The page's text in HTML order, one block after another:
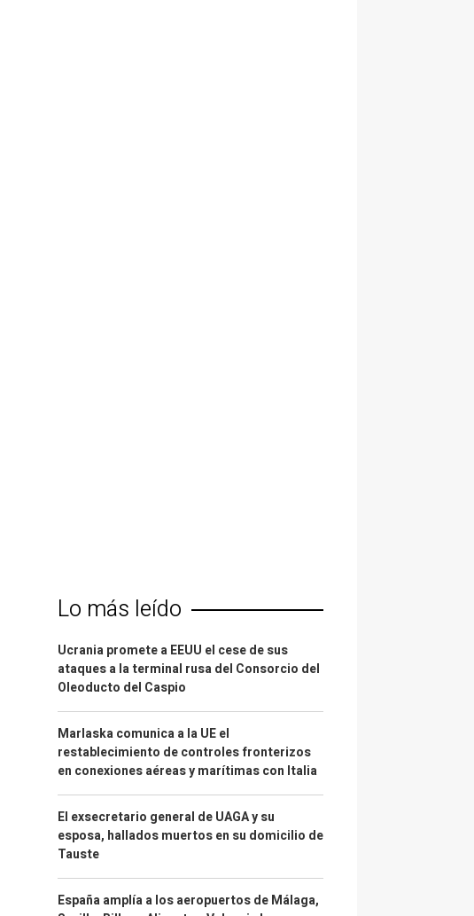
Lo más leído
Ucrania promete a EEUU el cese de sus
ataques a la terminal rusa del Consorcio del
Oleoducto del Caspio
Marlaska comunica a la UE el
restablecimiento de controles fronterizos
en conexiones aéreas y marítimas con Italia
El exsecretario general de UAGA y su
esposa, hallados muertos en su domicilio de
Tauste
España amplía a los aeropuertos de Málaga,